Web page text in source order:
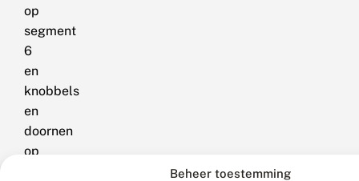
Beheer toestemming
op
segment
6
en
knobbels
en
doornen
op